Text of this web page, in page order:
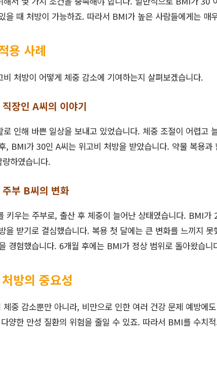
을 때 처방이 가능하죠. 따라서 BMI가 높은 사람들에게는 매
용 사례
처방이 어떻게 체중 감소에 기여하는지 살펴보겠습니다.
장인 A씨의 이야기
로 인해 바쁜 일상을 보내고 있었습니다. 체중 조절이 어렵고
, BMI가 30인 A씨는 위고비 처방을 받았습니다. 약물 복용과
하였습니다.
부 B씨의 변화
키우는 주부로, 출산 후 체중이 늘어난 상태였습니다. BMI가
을 받기로 결심했습니다. 복용 첫 달에는 큰 변화를 느끼지
경험했습니다. 6개월 후에는 BMI가 정상 범위로 돌아왔습니
방의 중요성
체중 감소뿐만 아니라, 비만으로 인한 여러 건강 문제 예방에
양한 만성 질환의 위험을 줄일 수 있죠. 따라서 BMI를 수치